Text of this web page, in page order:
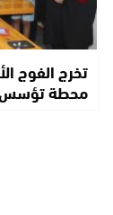
تخرج الفوج
محطة تؤسس